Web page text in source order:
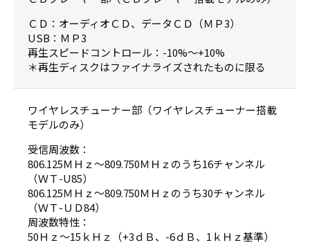
ＣＤ：オーディオＣＤ、データＣＤ（ＭＰ3）
USB：ＭＰ3
再生スピードコントロール：-10%〜+10%
＊再生ディスクはファイナライズされたものに限る
ワイヤレスチューナー部（ワイヤレスチューナー搭載
モデルのみ）
受信周波数：
806.125ＭＨｚ〜809.750ＭＨｚのうち16チャンネル
（ＷＴ-U85）
806.125ＭＨｚ〜809.750ＭＨｚのうち30チャンネル
（ＷＴ-ＵＤ84）
周波数特性：
50Ｈｚ〜15ｋＨｚ（+3ｄＢ、-6ｄＢ、1ｋＨｚ基準）